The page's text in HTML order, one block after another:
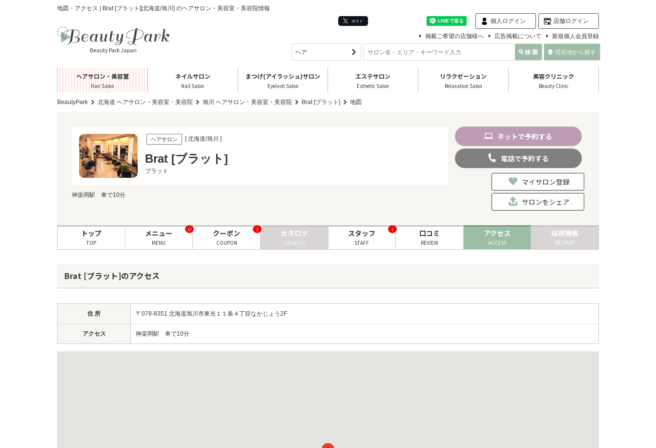
地図・アクセス | Brat [ブラット][北海道/旭川] のヘアサロン・美容室・美容院情報
ポスト 個人ログイン 店舗ログイン
Beauty Park Japan
掲載ご希望の店舗様へ 広告掲載について 新規個人会員登録
現在地から探す
ヘアサロン・美容室
Hair Salon
ネイルサロン
Nail Salon
まつげ(アイラッシュ)サロン
Eyelash Salon
エステサロン
Esthetic Salon
リラクゼーション
Relaxation Salon
美容クリニック
Beauty Clinic
BeautyPark 北海道 ヘアサロン・美容室・美容院 旭川 ヘアサロン・美容室・美容院 Brat [ブラット] 地図
ヘアサロン [ 北海道/旭川 ]
Brat [ブラット]
ブラット
神楽岡駅 車で10分
ネットで予約する
電話で予約する
マイサロン登録
サロンをシェア
トップ
TOP
メニュー
MENU
17 クーポン
COUPON
2 カタログ
CATALOG
スタッフ
STAFF
1 口コミ
REVIEW
アクセス
ACCESS
採用情報
RECRUIT
Brat [ブラット]のアクセス
住 所 〒078-8351 北海道旭川市東光１１条４丁目なかじょう2F
アクセス 神楽岡駅 車で10分